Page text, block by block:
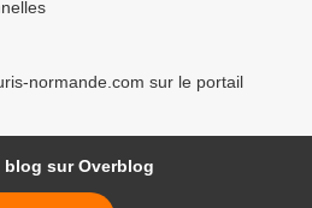
normande.com sur le portail
blog sur Overblog